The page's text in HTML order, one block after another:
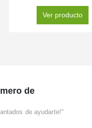
Ver producto
de
de ayudarte!"